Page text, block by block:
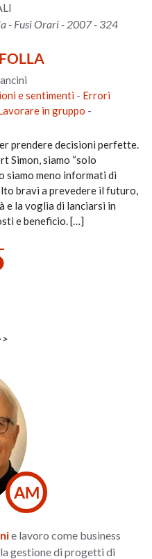
- Fusi Orari - 2007 - 324
e sentimenti - Errori
in gruppo -
prendere decisioni perfette.
Simon, siamo “solo
siamo meno informati di
bravi a prevedere il futuro,
e la voglia di lanciarsi in
e beneficio. […]
AM
e lavoro come business
gestione di progetti di